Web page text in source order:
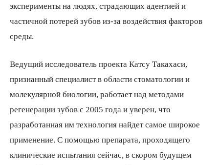
эксперименты на людях, страдающих адентией и
частичной потерей зубов из-за воздействия факторов
среды.
Ведущий исследователь проекта Катсу Такахаси,
признанный специалист в области стоматологии и
молекулярной биологии, работает над методами
регенерации зубов с 2005 года и уверен, что
разработанная им технология найдет самое широкое
применение. С помощью препарата, проходящего
клинические испытания сейчас, в скором будущем